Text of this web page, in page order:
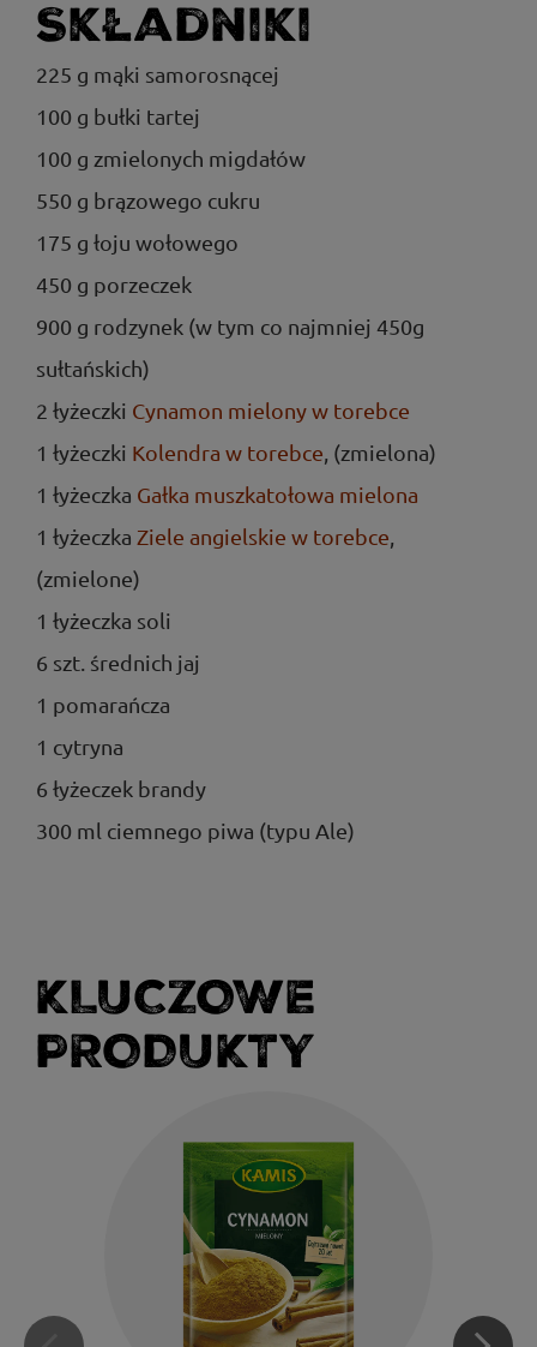
Składniki
225 g mąki samorosnącej
100 g bułki tartej
100 g zmielonych migdałów
550 g brązowego cukru
175 g łoju wołowego
450 g porzeczek
900 g rodzynek (w tym co najmniej 450g
sułtańskich)
2 łyżeczki Cynamon mielony w torebce
1 łyżeczki Kolendra w torebce , (zmielona)
1 łyżeczka Gałka muszkatołowa mielona
1 łyżeczka Ziele angielskie w torebce
(zmielone)
1 łyżeczka soli
6 szt. średnich jaj
1 pomarańcza
1 cytryna
6 łyżeczek brandy
300 ml ciemnego piwa (typu Ale)
KLUCZOWE
PRODUKTY